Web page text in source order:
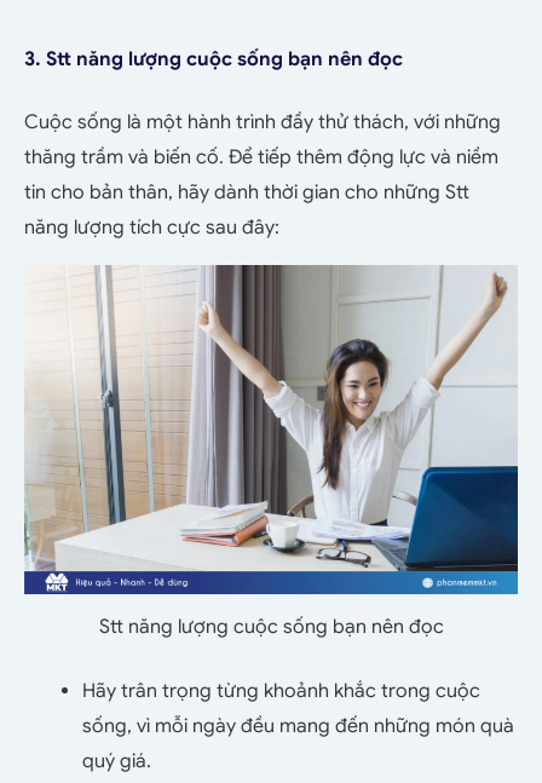
3. Stt năng lượng cuộc sống bạn nên đọc
Cuộc sống là một hành trình đầy thử thách, với những
thăng trầm và biến cố. Để tiếp thêm động lực và niềm
tin cho bản thân, hãy dành thời gian cho những Stt
năng lượng tích cực sau đây:
Stt năng lượng cuộc sống bạn nên đọc
Hãy trân trọng từng khoảnh khắc trong cuộc
sống, vì mỗi ngày đều mang đến những món quà
quý giá.